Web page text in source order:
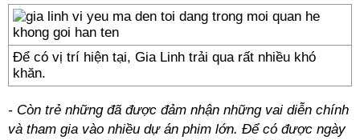
Để có vị trí hiện tại, Gia Linh trải qua rất nhiều khó
khăn.
- Còn trẻ những đã được đảm nhận những vai diễn chính
và tham gia vào nhiều dự án phim lớn. Để có được ngày